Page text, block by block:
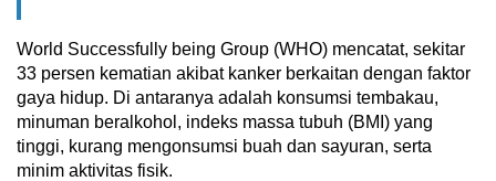
World Successfully being Group (WHO) mencatat, sekitar
33 persen kematian akibat kanker berkaitan dengan faktor
gaya hidup. Di antaranya adalah konsumsi tembakau,
minuman beralkohol, indeks massa tubuh (BMI) yang
tinggi, kurang mengonsumsi buah dan sayuran, serta
minim aktivitas fisik.